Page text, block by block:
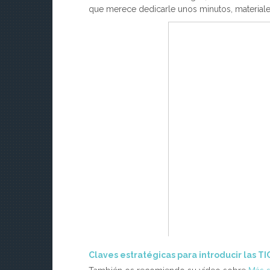
que merece dedicarle unos minutos,
Claves estratégicas para introducir las